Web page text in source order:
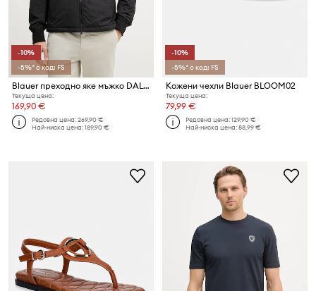
-10%
-5%* с код: FS
Blauer преходно яке мъжко DALTON
Текуща цена:
169,90 €
Редовна цена:269,90 €
Най-ниска цена:189,90 €
-10%
-5%* с код: FS
Кожени чехли Blauer BLOOM02
Текуща цена:
79,99 €
Редовна цена:129,90 €
Най-ниска цена:88,99 €